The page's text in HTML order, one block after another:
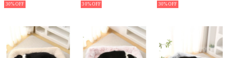
30% 30% 30%